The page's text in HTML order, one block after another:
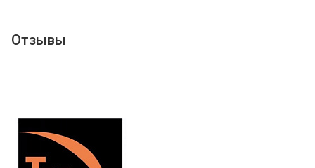
Отзывы